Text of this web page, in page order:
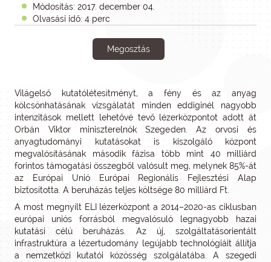
Módosítás: 2017. december 04.
Olvasási idő: 4 perc
Megosztás
Világelső kutatólétesítményt, a fény és az anyag
kölcsönhatásának vizsgálatát minden eddiginél nagyobb
intenzitások mellett lehetővé tevő lézerközpontot adott át
Orbán Viktor miniszterelnök Szegeden. Az orvosi és
anyagtudományi kutatásokat is kiszolgáló központ
megvalósításának második fázisa több mint 40 milliárd
forintos támogatási összegből valósult meg, melynek 85%-át
az Európai Unió Európai Regionális Fejlesztési Alap
biztosította. A beruházás teljes költsége 80 milliárd Ft.
A most megnyílt ELI lézerközpont a 2014–2020-as ciklusban
európai uniós forrásból megvalósuló legnagyobb hazai
kutatási célú beruházás. Az új, szolgáltatásorientált
infrastruktúra a lézertudomány legújabb technológiáit állítja
a nemzetközi kutatói közösség szolgálatába. A szegedi